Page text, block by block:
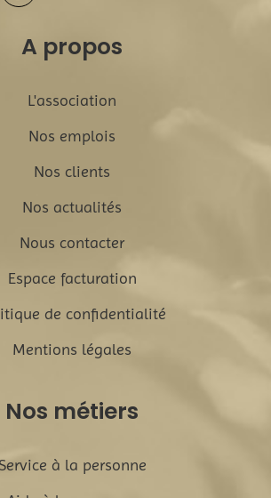
A propos
L'association
Nos emplois
Nos clients
Nos actualités
Nous contacter
Espace facturation
de confidentialité
Mentions légales
Nos métiers
à la personne